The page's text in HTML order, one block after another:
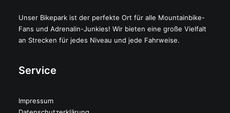
Unser Bikepark ist der perfekte Ort für alle Mountainbike-
Fans und Adrenalin-Junkies! Wir bieten eine große Vielfalt
an Strecken für jedes Niveau und jede Fahrweise.
Service
Impressum